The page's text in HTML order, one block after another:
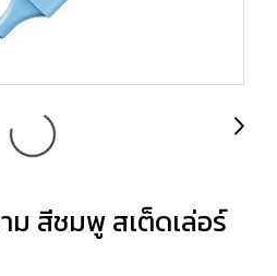
ม สีชมพู สเต็ดเล่อร์